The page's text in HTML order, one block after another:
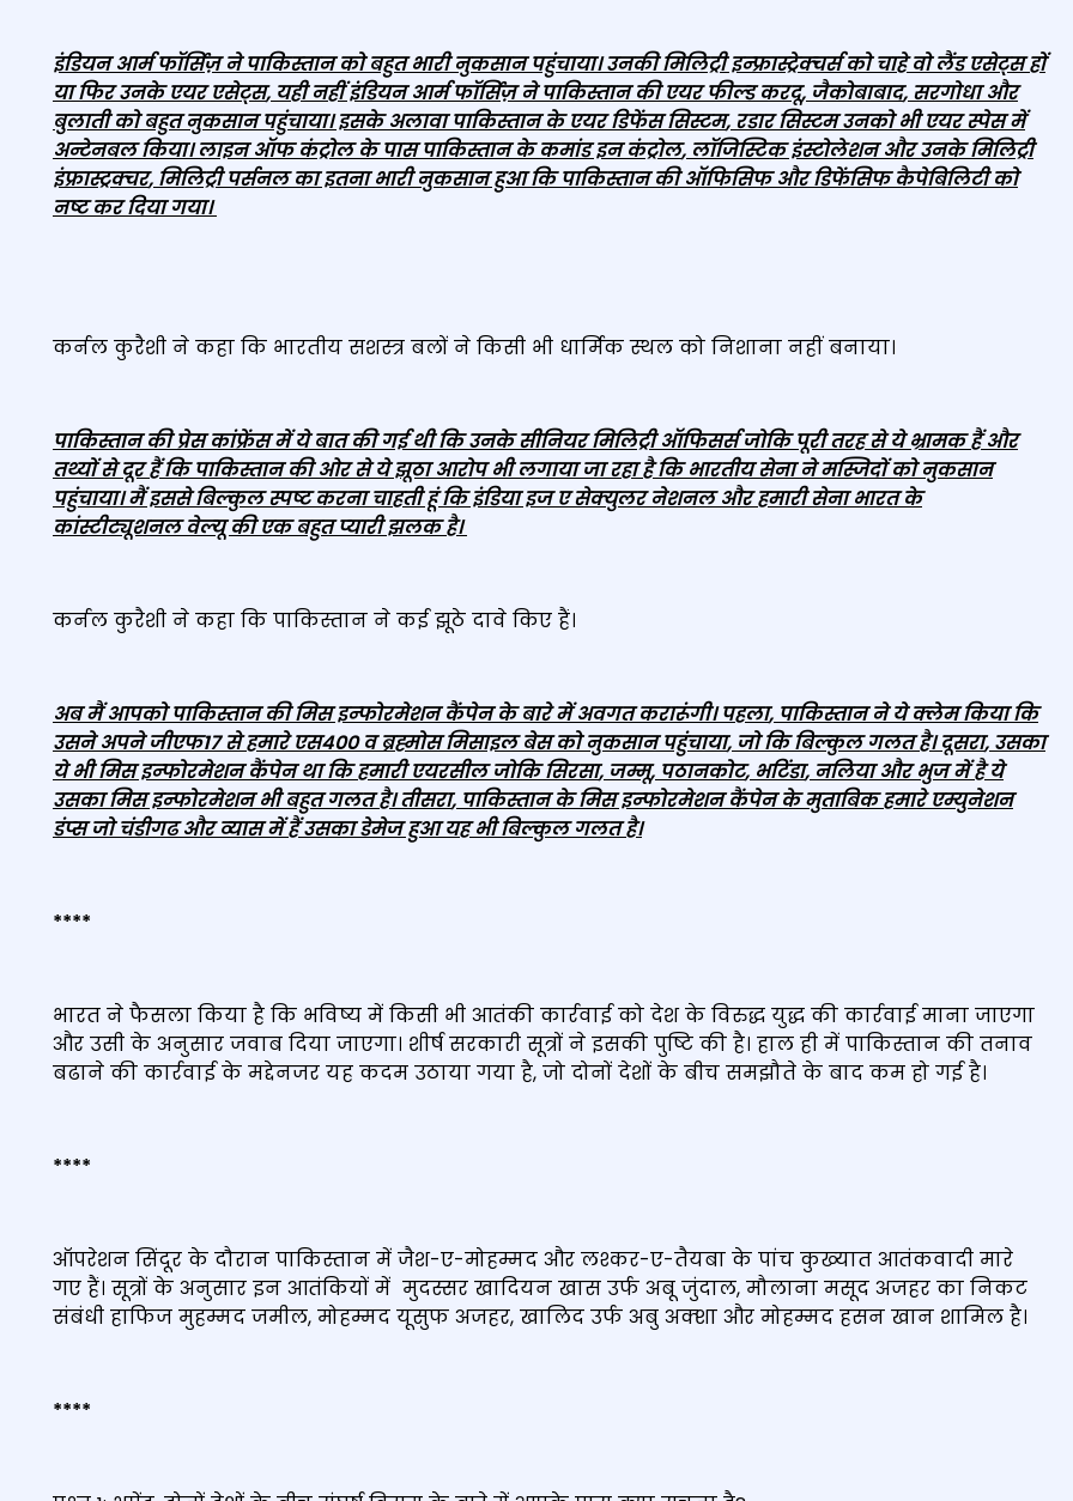
इंडियन आर्म फॉर्सिज़ ने पाकिस्‍तान को बहुत भारी नुकसान पहुंचाया। उनकी मिलिट्री इन्‍फ्रास्‍ट्रेक्‍चर्स को चाहे वो लैंड एसेट्स हों
या फिर उनके एयर एसेट्स, यही नहीं इंडियन आर्म फॉर्सिज़ ने पाकिस्‍तान की एयर फील्‍ड करदू, जैकोबाबाद, सरगोधा और
बुलाती को बहुत नुकसान पहुंचाया। इसके अलावा पाकिस्‍तान के एयर डिफेंस सिस्‍टम, रडार सिस्‍टम उनको भी एयर स्‍पेस में
अन्टेनबल किया। लाइन ऑफ कंट्रोल के पास पाकिस्‍तान के कमांड इन कंट्रोल, लॉजिस्टिक इंस्‍टोलेशन और उनके मिलिट्री
इंफ्रास्‍ट्रक्‍चर, मिलिट्री पर्सनल का इतना भारी नुकसान हुआ कि पाकिस्‍तान की ऑफिसिफ और डिफेंसिफ कैपेबिलिटी को
नष्‍ट कर दिया गया।
कर्नल कुरैशी ने कहा कि भारतीय सशस्त्र बलों ने किसी भी धार्मिक स्थल को निशाना नहीं बनाया।
पाकिस्‍तान की प्रेस कांफ्रेंस में ये बात की गई थी कि उनके सीनियर मिलिट्री ऑफिसर्स जोकि पूरी तरह से ये भ्रामक हैं और
तथ्‍यों से दूर हैं कि पाकिस्‍तान की ओर से ये झूठा आरोप भी लगाया जा रहा है कि भारतीय सेना ने मस्जिदों को नुकसान
पहुंचाया। मैं इससे बिल्‍कुल स्‍पष्‍ट करना चाहती हूं कि इंडिया इज ए सेक्युलर नेशनल और हमारी सेना भारत के
कांस्टीट्यूशनल वेल्‍यू की एक बहुत प्‍यारी झलक है।
कर्नल कुरैशी ने कहा कि पाकिस्तान ने कई झूठे दावे किए हैं।
अब मैं आपको पाकिस्‍तान की मिस इन्‍फोरमेशन कैंपेन के बारे में अवगत करारूंगी। पहला, पाकिस्‍तान ने ये क्‍लेम किया कि
उसने अपने जीएफ17 से हमारे एस400 व ब्रह्मोस मिसाइल बेस को नुकसान पहुंचाया, जो कि बिल्‍कुल गलत है। दूसरा, उसका
ये भी मिस इन्‍फोरमेशन कैंपेन था कि हमारी एयरसील जोकि सिरसा, जम्‍मू, पठानकोट, भटिंडा, नलिया और भुज में है ये
उसका मिस इन्‍फोरमेशन भी बहुत गलत है। तीसरा, पाकिस्‍तान के मिस इन्‍फोरमेशन कैंपेन के मुताबिक हमारे एम्‍युनेशन
डंप्‍स जो चंडीगढ और व्‍यास में हैं उसका डेमेज हुआ यह भी बिल्‍कुल गलत है।
****
भारत ने फैसला किया है कि भविष्य में किसी भी आतंकी कार्रवाई को देश के विरुद्ध युद्ध की कार्रवाई माना जाएगा
और उसी के अनुसार जवाब दिया जाएगा। शीर्ष सरकारी सूत्रों ने इसकी पुष्टि की है। हाल ही में पाकिस्तान की तनाव
बढाने की कार्रवाई के मद्देनजर यह कदम उठाया गया है, जो दोनों देशों के बीच समझौते के बाद कम हो गई है।
****
ऑपरेशन सिंदूर के दौरान पाकिस्तान में जैश-ए-मोहम्मद और लश्कर-ए-तैयबा के पांच कुख्‍यात आतंकवादी मारे
गए हैं। सूत्रों के अनुसार इन आतंकियों में मुदस्सर खादियन खास उर्फ ​​अबू जुंदाल, मौलाना मसूद अजहर का निकट
संबंधी हाफिज मुहम्मद जमील, मोहम्मद यूसुफ अजहर, खालिद उर्फ ​​अबु अक्‍शा और मोहम्मद हसन खान शामिल है।
****